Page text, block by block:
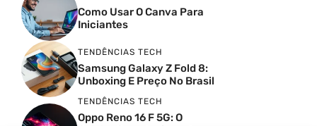
Como Usar O Canva Para
Iniciantes
TENDÊNCIAS TECH
Samsung Galaxy Z Fold 8:
Unboxing E Preço No Brasil
TENDÊNCIAS TECH
Oppo Reno 16 F 5G: O